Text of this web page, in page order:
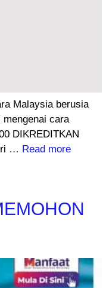
Malaysia berusia
cara
DIKREDITKAN
… Read more